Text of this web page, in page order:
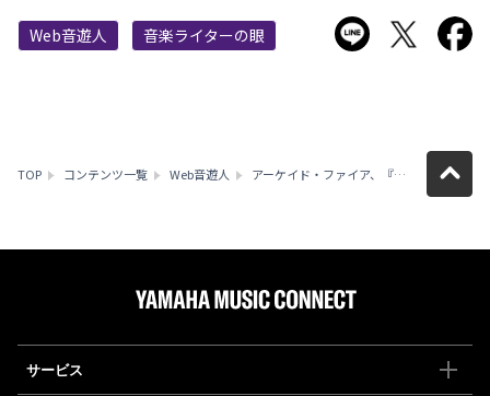
Web音遊人 音楽ライターの眼 LINEで送るTwitterで
TOP コンテンツ一覧 Web音遊人 アーケイド・ファイア、『Pink Elephant』で迎えた試練と復活への道
サービス